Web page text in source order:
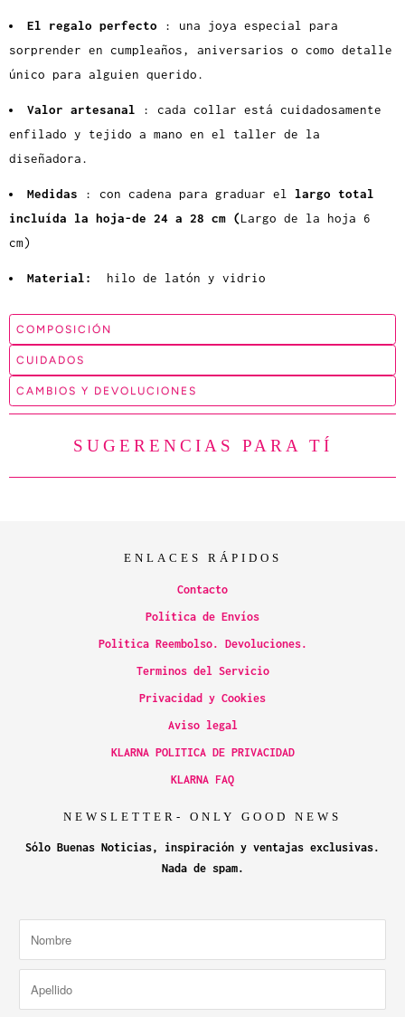
El regalo perfecto : una joya especial para
sorprender en cumpleaños, aniversarios o como detalle
único para alguien querido.
Valor artesanal : cada collar está cuidadosamente
enfilado y tejido a mano en el taller de la
diseñadora.
Medidas : con cadena para graduar el largo total
incluída la hoja-de 24 a 28 cm (Largo de la hoja 6
cm)
Material: hilo de latón y vidrio
COMPOSICIÓN
CUIDADOS
CAMBIOS Y DEVOLUCIONES
SUGERENCIAS PARA TÍ
ENLACES RÁPIDOS
Contacto
Política de Envíos
Politica Reembolso. Devoluciones.
Terminos del Servicio
Privacidad y Cookies
Aviso legal
KLARNA POLITICA DE PRIVACIDAD
KLARNA FAQ
NEWSLETTER- ONLY GOOD NEWS
Sólo Buenas Noticias, inspiración y ventajas exclusivas.
Nada de spam.